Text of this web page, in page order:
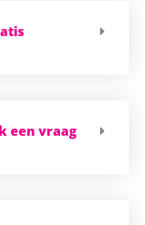
een vraag